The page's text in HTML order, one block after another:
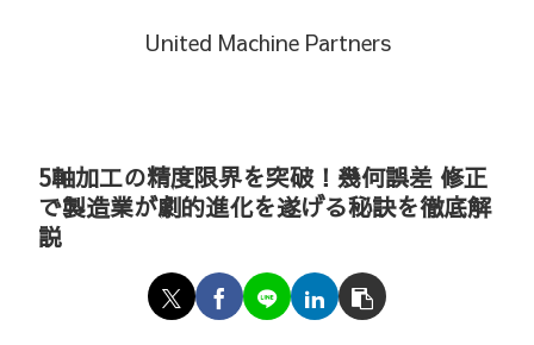
United Machine Partners
5軸加工の精度限界を突破！幾何誤差 修正
で製造業が劇的進化を遂げる秘訣を徹底解
説